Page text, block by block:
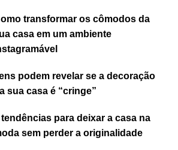
transformar os cômodos da
casa em um ambiente
podem revelar se a decoração
sua casa é “cringe”
tendências para deixar a casa na
sem perder a originalidade